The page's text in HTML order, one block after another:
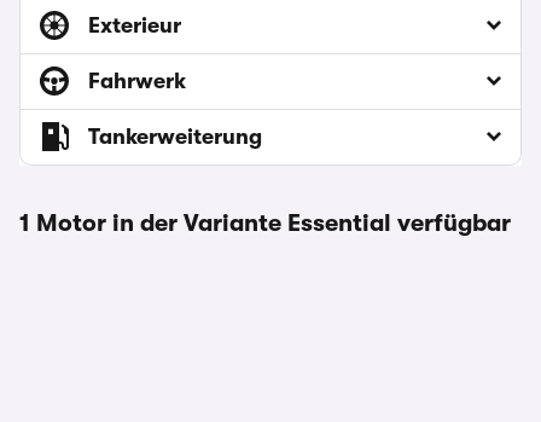
Exterieur
Fahrwerk
Tankerweiterung
1 Motor in der Variante Essential verfügbar